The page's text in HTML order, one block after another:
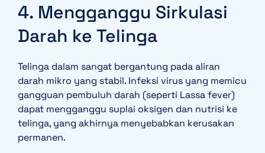
4. Mengganggu Sirkulasi
Darah ke Telinga
Telinga dalam sangat bergantung pada aliran
darah mikro yang stabil. Infeksi virus yang memicu
gangguan pembuluh darah (seperti Lassa fever)
dapat mengganggu suplai oksigen dan nutrisi ke
telinga, yang akhirnya menyebabkan kerusakan
permanen.